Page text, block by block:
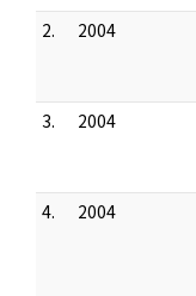
2.
2004
3.
2004
4.
2004